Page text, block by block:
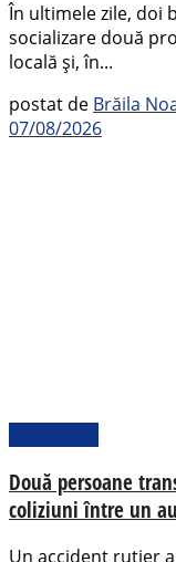
În ultimele zile, doi
socializare două
locală și, în...
postat de Brăila
07/08/2026
Două persoane
coliziuni între un
Un accident rutier